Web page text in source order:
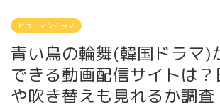
ヒューマンドラマ
青い鳥の輪舞(韓国ドラマ)
できる動画配信サイトは
や吹き替えも見れるか調査